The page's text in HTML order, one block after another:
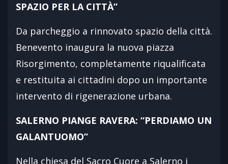
SPAZIO PER LA CITTÀ”
Da parcheggio a rinnovato spazio della città.
Benevento inaugura la nuova piazza
Risorgimento, completamente riqualificata
e restituita ai cittadini dopo un importante
intervento di rigenerazione urbana.
SALERNO PIANGE RAVERA: “PERDIAMO UN
GALANTUOMO”
Nella chiesa del Sacro Cuore a Salerno i